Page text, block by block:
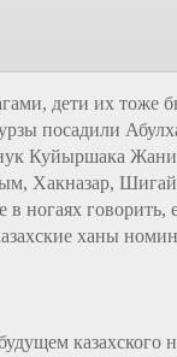
дети их тоже
посадили
Куйыршака
Хакназар,
в ногаях
ханы
казахского